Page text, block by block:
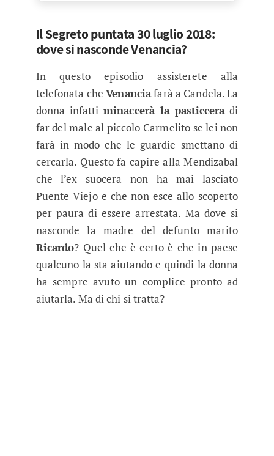
Il Segreto puntata 30 luglio 2018:
dove si nasconde Venancia?
In questo episodio assisterete alla
telefonata cheVenanciafarà a Candela. La
donna infattiminaccerà la pasticceradi
far del male al piccolo Carmelito se lei non
farà in modo che le guardie smettano di
cercarla. Questo fa capire alla Mendizabal
che l’ex suocera non ha mai lasciato
Puente Viejo e che non esce allo scoperto
per paura di essere arrestata. Ma dove si
nasconde la madre del defunto marito
Ricardo? Quel che è certo è che in paese
qualcuno la sta aiutando e quindi la donna
ha sempre avuto un complice pronto ad
aiutarla. Ma di chi si tratta?